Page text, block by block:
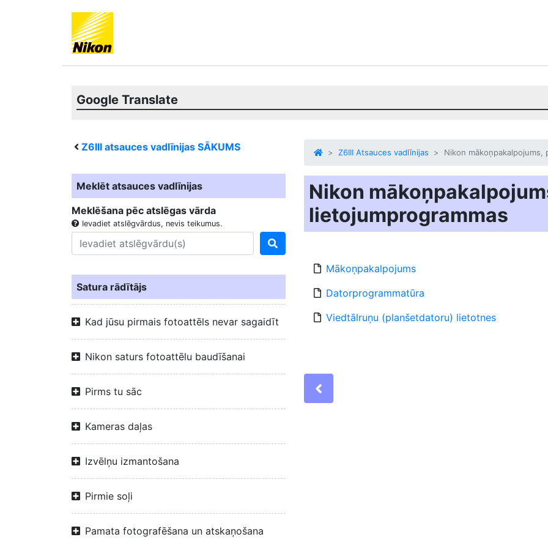
Google Translate
Z6III atsauces vadlīnijas SĀKUMS
Meklēt atsauces vadlīnijas
Meklēšana pēc atslēgas vārda
Ievadiet atslēgvārdus, nevis teikumus.
Satura rādītājs
Kad jūsu pirmais fotoattēls nevar sagaidīt
Nikon saturs fotoattēlu baudīšanai
Pirms tu sāc
Kameras daļas
Izvēlņu izmantošana
Pirmie soļi
Pamata fotografēšana un atskaņošana
Z6III Atsauces vadlīnijas Nikon mākoņpakalpojums,
Nikon
lietojumprogrammas
Mākoņpakalpojums
Datorprogrammatūra
Viedtālruņu (planšetdatoru) lietotnes